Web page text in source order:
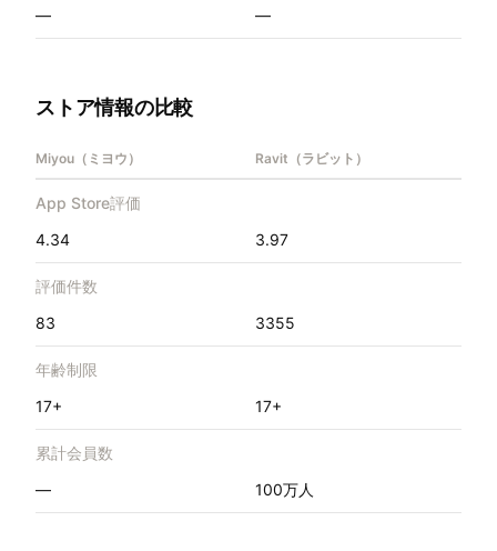
—
—
ストア情報の比較
Miyou（ミヨウ） Ravit（ラビット）
App Store評価
4.34
3.97
評価件数
83
3355
年齢制限
17+
17+
累計会員数
—
100万人